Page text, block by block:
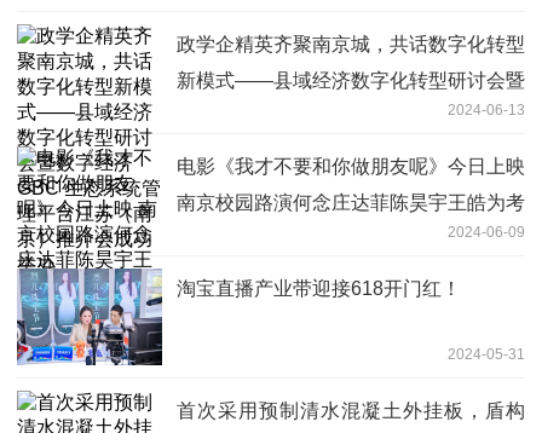
政学企精英齐聚南京城，共话数字化转型
新模式——县域经济数字化转型研讨会暨
数字经济GBC 生态系统管理平台江苏
（南京）推介会成功举办
2024-06-13
电影《我才不要和你做朋友呢》今日上映
南京校园路演何念庄达菲陈昊宇王皓为考
2024-06-09
淘宝直播产业带迎接618开门红！
2024-05-31
首次采用预制清水混凝土外挂板，盾构